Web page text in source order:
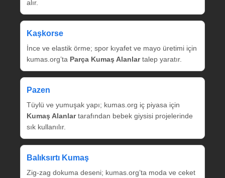
alır.
Kaşkorse
İnce ve elastik örme; spor kıyafet ve mayo üretimi için
kumas.org’ta Parça Kumaş Alanlartalep yaratır.
Pazen
Tüylü ve yumuşak yapı; kumas.org iç piyasa için
Kumaş Alanlartarafından bebek giysisi projelerinde
sık kullanılır.
Balıksırtı Kumaş
Zig‑zag dokuma deseni; kumas.org’ta moda ve ceket